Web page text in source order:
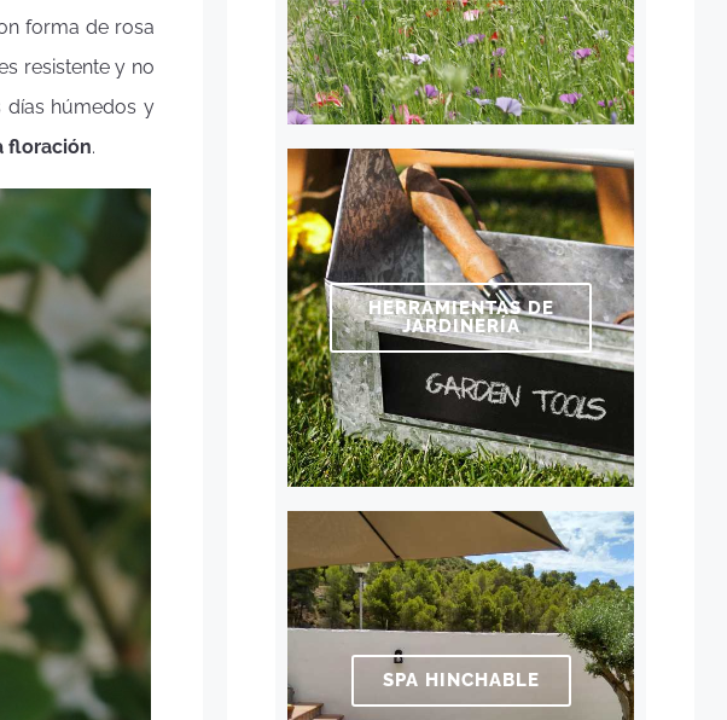
forma de rosa
resistente y no
días húmedos y
floración.
HERRAMIENTAS DE
JARDINERÍA
SPA HINCHABLE